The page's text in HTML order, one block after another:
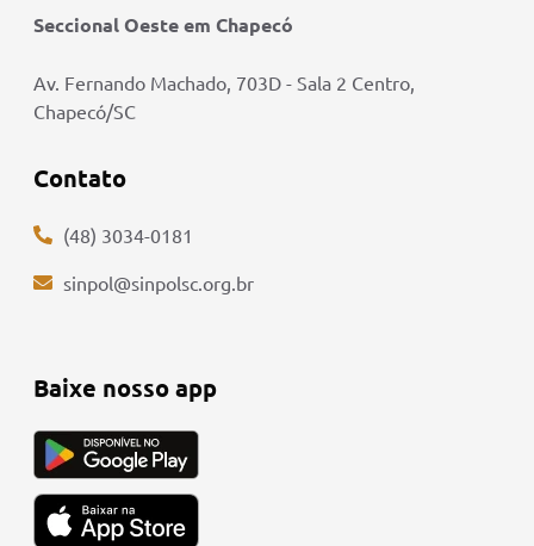
Seccional Oeste em Chapecó
Av. Fernando Machado, 703D - Sala 2 Centro,
Chapecó/SC
Contato
(48) 3034-0181
sinpol@sinpolsc.org.br
Baixe nosso app